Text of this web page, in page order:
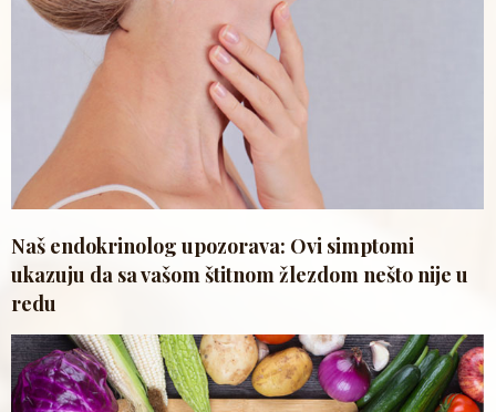
Naš endokrinolog upozorava: Ovi simptomi
ukazuju da sa vašom štitnom žlezdom nešto nije u
redu